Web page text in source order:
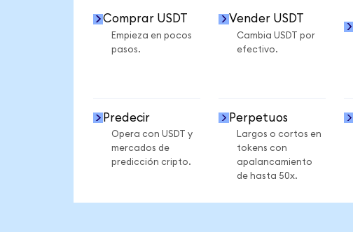
Comprar USDT
Empieza en pocos
pasos.
Vender USDT
Cambia USDT por
efectivo.
Predecir
Opera con USDT y
mercados de
predicción cripto.
Perpetuos
Largos o cortos en
tokens con
apalancamiento
de hasta 50x.